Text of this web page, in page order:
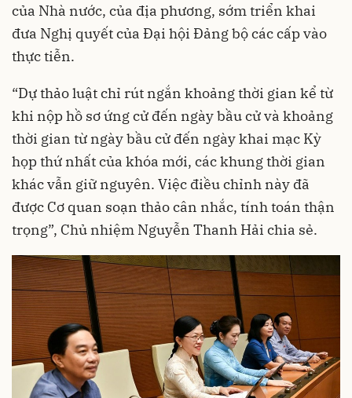
của Nhà nước, của địa phương, sớm triển khai
đưa Nghị quyết của Đại hội Đảng bộ các cấp vào
thực tiễn.
“Dự thảo luật chỉ rút ngắn khoảng thời gian kể từ
khi nộp hồ sơ ứng cử đến ngày bầu cử và khoảng
thời gian từ ngày bầu cử đến ngày khai mạc Kỳ
họp thứ nhất của khóa mới, các khung thời gian
khác vẫn giữ nguyên. Việc điều chỉnh này đã
được Cơ quan soạn thảo cân nhắc, tính toán thận
trọng”, Chủ nhiệm Nguyễn Thanh Hải chia sẻ.